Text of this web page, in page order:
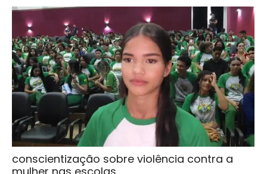
conscientização sobre violência contra a